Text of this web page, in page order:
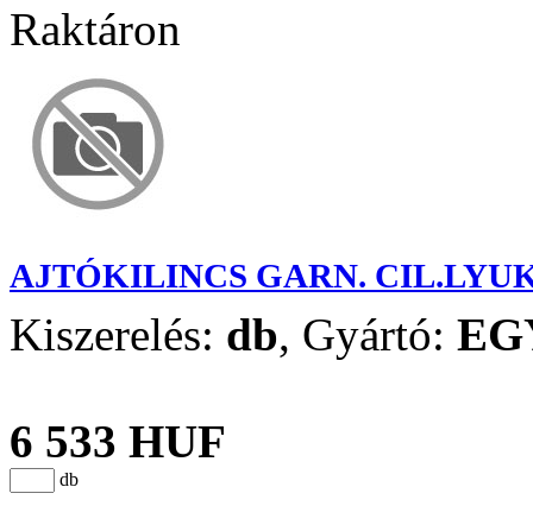
Raktáron
AJTÓKILINCS GARN.
Kiszerelés: db, Gyártó:
6 533 HUF
db